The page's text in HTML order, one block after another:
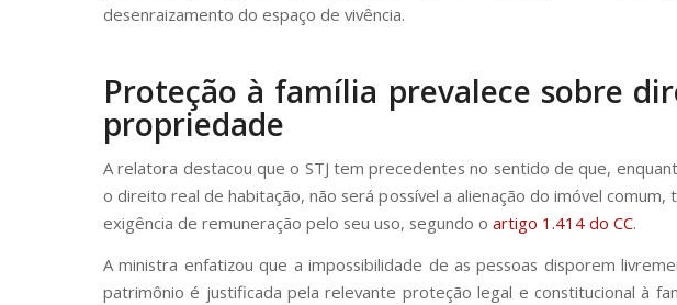
desenraizamento do espaço de vivência.
Proteção à família prevalece sobre
propriedade
A relatora destacou que o STJ tem precedentes no sentido de que,
o direito real de habitação, não será possível a alienação do imóvel comum,
exigência de remuneração pelo seu uso, segundo o artigo 1.414 do CC.
A ministra enfatizou que a impossibilidade de as pessoas disporem
patrimônio é justificada pela relevante proteção legal e constitucional à